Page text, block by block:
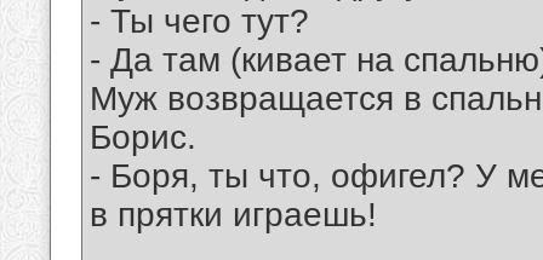
- Ты чего тут?
- Да там (кивает на
Муж возвращается в
Борис.
- Боря, ты что, офигел? У
в прятки играешь!